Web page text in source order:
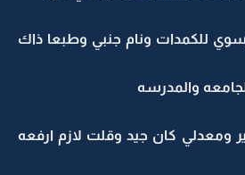
للكمدات ونام جنبي وطبعا ذاك
الجامعه والمدرسه
ومعدلي كان جيد وقلت لازم ارفعه